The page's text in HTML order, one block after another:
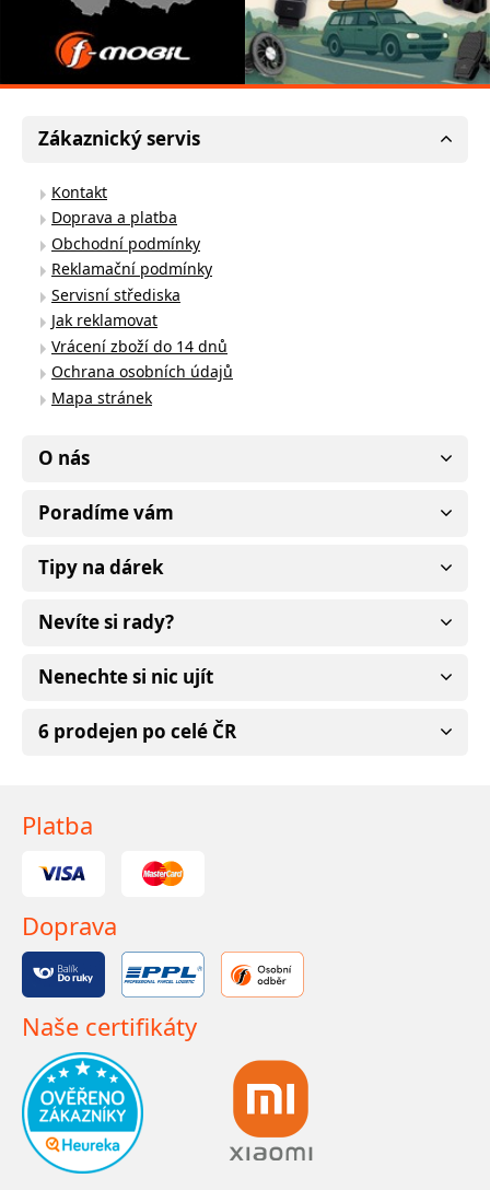
Zákaznický servis
Kontakt
Doprava a platba
Obchodní podmínky
Reklamační podmínky
Servisní střediska
Jak reklamovat
Vrácení zboží do 14 dnů
Ochrana osobních údajů
Mapa stránek
O nás
Poradíme vám
Tipy na dárek
Nevíte si rady?
Nenechte si nic ujít
6 prodejen po celé ČR
Platba
Doprava
Naše certifikáty